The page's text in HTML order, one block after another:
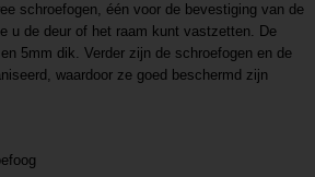
schroefogen, één voor de bevestiging van de
u de deur of het raam kunt vastzetten. De
5mm dik. Verder zijn de schroefogen en de
waardoor ze goed beschermd zijn